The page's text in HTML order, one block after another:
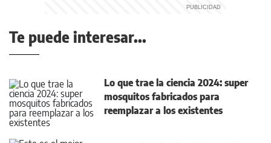
Te puede interesar...
Lo que trae la ciencia 2024: super
mosquitos fabricados para
reemplazar a los existentes